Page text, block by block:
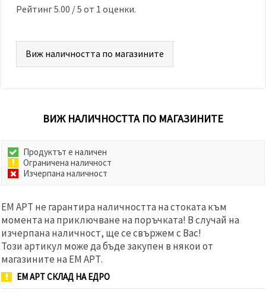
и кликнеш
бутона
Приеми
всички
бисквитките
Рейтинг5.00 /5 от 1 оценки.
Виж наличността по магазините
ВИЖ НАЛИЧНОСТТА ПО МАГАЗИНИТЕ
Продуктът е наличен
Ограничена наличност
Изчерпана наличност
ЕМ АРТ не гарантира наличността на стоката към
момента на приключване на поръчката! В случай на
изчерпана наличност, ще се свържем с Вас!
Този артикул може да бъде закупен в някои от
магазините на ЕМ АРТ.
ЕМ АРТ СКЛАД НА ЕДРО